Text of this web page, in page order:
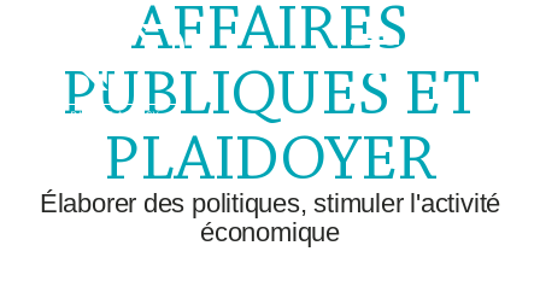
AFFAIRES
PUBLIQUES ET
PLAIDOYER
Élaborer des politiques, stimuler l'activité
économique